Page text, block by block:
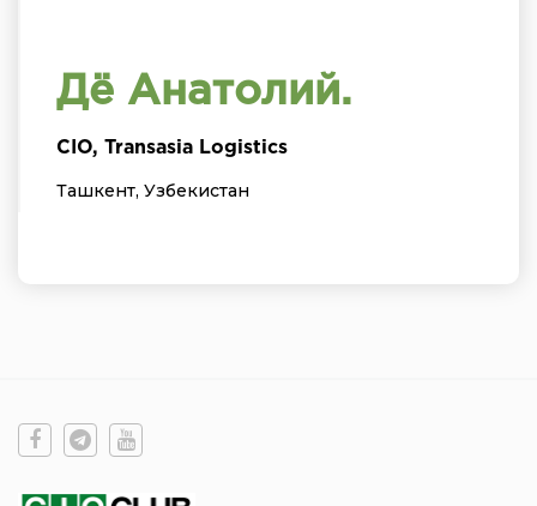
Дё Анатолий.
CIO, Transasia Logistics
Ташкент, Узбекистан